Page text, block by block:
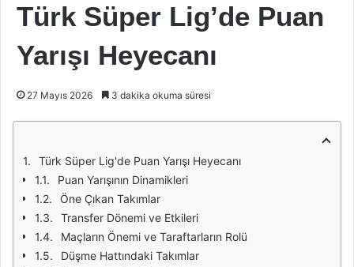
Türk Süper Lig’de Puan
Yarışı Heyecanı
27 Mayıs 2026 3 dakika okuma süresi
Türk Süper Lig'de Puan Yarışı Heyecanı
Puan Yarışının Dinamikleri
Öne Çıkan Takımlar
Transfer Dönemi ve Etkileri
Maçların Önemi ve Taraftarların Rolü
Düşme Hattındaki Takımlar